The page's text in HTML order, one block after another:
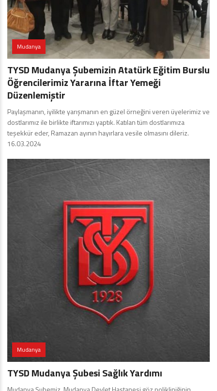
Mudanya
TYSD Mudanya Şubemizin Atatürk Eğitim Burslu
Öğrencilerimiz Yararına İftar Yemeği
Düzenlemiştir
Paylaşmanın, iyilikte yarışmanın en güzel örneğini veren üyelerimiz ve
dostlarımız ile birlikte iftarımızı yaptık. Katılan tüm dostlarımıza
teşekkür eder, Ramazan ayının hayırlara vesile olmasını dileriz.
16.03.2024
Mudanya
TYSD Mudanya Şubesi Sağlık Yardımı